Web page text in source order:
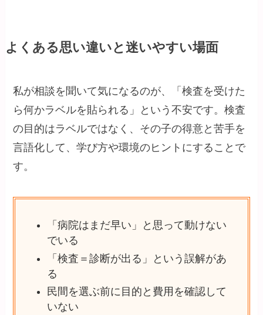
よくある思い違いと迷いやすい場面
私が相談を聞いて気になるのが、「検査を受けた
ら何かラベルを貼られる」という不安です。検査
の目的はラベルではなく、その子の得意と苦手を
言語化して、学び方や環境のヒントにすることで
す。
「病院はまだ早い」と思って動けない
でいる
「検査＝診断が出る」という誤解があ
る
民間を選ぶ前に目的と費用を確認して
いない